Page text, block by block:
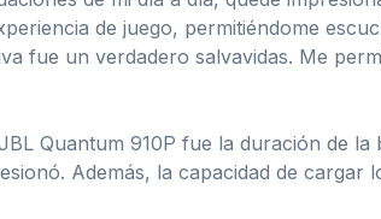
de juego, permitiéndome
fue un verdadero salvavidas. Me
Quantum 910P fue la duración de
Además, la capacidad de cargar